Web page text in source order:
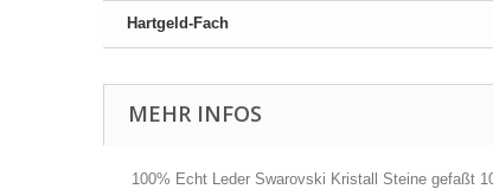
Hartgeld-Fach
MEHR INFOS
100% Echt Leder Swarovski Kristall Steine gefaßt